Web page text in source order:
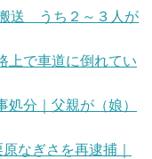
送 うち２～３人が
上で車道に倒れてい
分｜父親が（娘）
なぎさを再逮捕｜